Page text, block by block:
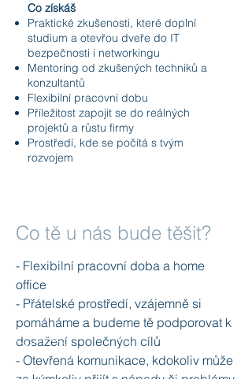
Co získáš
Praktické zkušenosti, které doplní
studium a otevřou dveře do IT
bezpečnosti i networkingu
Mentoring od zkušených techniků a
konzultantů
Flexibilní pracovní dobu
Příležitost zapojit se do reálných
projektů a růstu firmy
Prostředí, kde se počítá s tvým
rozvojem
Co tě u nás bude těšit?
- Flexibilní pracovní doba a home
office
- Přátelské prostředí, vzájemně si
pomáháme a budeme tě podporovat k
dosažení společných cílů
- Otevřená komunikace, kdokoliv může